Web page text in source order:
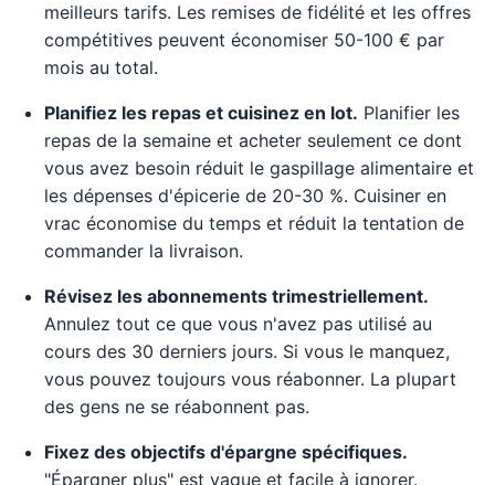
meilleurs tarifs. Les remises de fidélité et les offres
compétitives peuvent économiser 50-100 € par
mois au total.
Planifiez les repas et cuisinez en lot. Planifier les
repas de la semaine et acheter seulement ce dont
vous avez besoin réduit le gaspillage alimentaire et
les dépenses d'épicerie de 20-30 %. Cuisiner en
vrac économise du temps et réduit la tentation de
commander la livraison.
Révisez les abonnements trimestriellement.
Annulez tout ce que vous n'avez pas utilisé au
cours des 30 derniers jours. Si vous le manquez,
vous pouvez toujours vous réabonner. La plupart
des gens ne se réabonnent pas.
Fixez des objectifs d'épargne spécifiques.
"Épargner plus" est vague et facile à ignorer.